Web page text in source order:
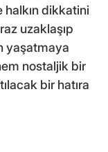
halkın dikkatini
uzaklaşıp
yaşatmaya
nostaljik bir
bir hatıra